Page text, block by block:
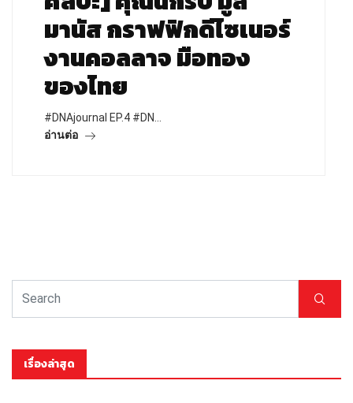
มานัส กราฟฟิกดีไซเนอร์
งานคอลลาจ มือทอง
ของไทย
#DNAjournal EP.4 #DN…
อ่านต่อ
เรื่องล่าสุด